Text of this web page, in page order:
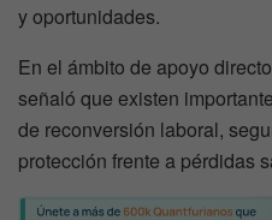
y oportunidades.
En el ámbito de apoyo
señaló que existen
de reconversión laboral,
protección frente a pérdidas